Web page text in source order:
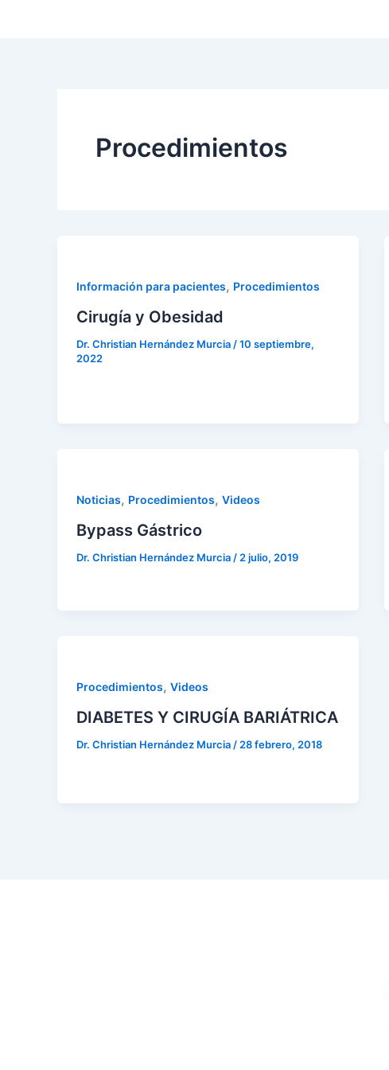
Procedimientos
Información para pacientes, Procedimientos
Cirugía y Obesidad
Dr. Christian Hernández Murcia /10 septiembre,
2022
Noticias, Procedimientos, Videos
Bypass Gástrico
Dr. Christian Hernández Murcia / 2 julio, 2019
Procedimientos, Videos
DIABETES Y CIRUGÍA BARIÁTRICA
Dr. Christian Hernández Murcia / 28 febrero, 2018